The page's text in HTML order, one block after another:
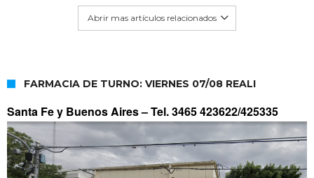
Abrir mas artículos relacionados
FARMACIA DE TURNO: VIERNES 07/08 REALI
Santa Fe y Buenos Aires –Tel. 3465 423622/425335